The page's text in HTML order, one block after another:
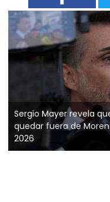
Sergio Mayer revela
quedar fuera de
2026